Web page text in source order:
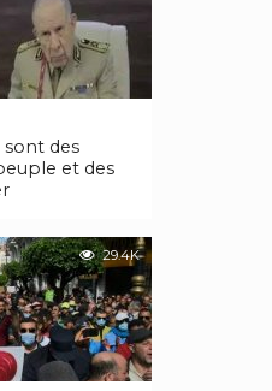
sont des
et des
29.4K